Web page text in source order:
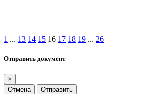
1 ... 13 14 15 16 17 18 19 ... 26
Отправить документ
×
Отмена
Отправить